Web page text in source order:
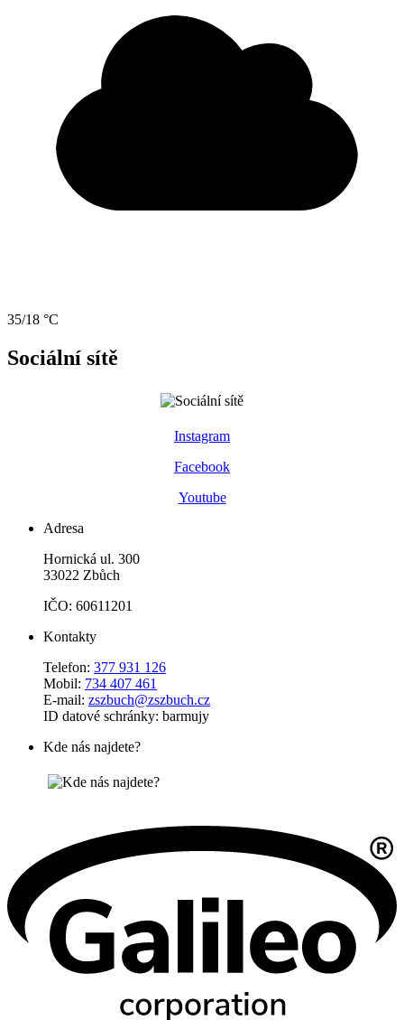
35/18 °C
Sociální sítě
Instagram
Facebook
Youtube
Adresa
Hornická ul. 300
33022 Zbůch
IČO: 60611201
Kontakty
Telefon: 377 931 126
Mobil: 734 407 461
E-mail: zszbuch@zszbuch.cz
ID datové schránky: barmujy
Kde nás najdete?